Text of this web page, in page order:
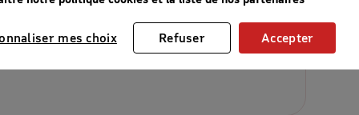
de 300 hectares.
mes choix Refuser Accepter